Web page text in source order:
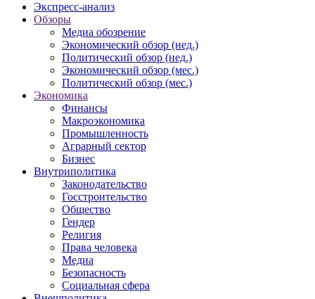
Экспресс-анализ
Обзоры
Медиа обозрение
Экономический обзор (нед.)
Политический обзор (нед.)
Экономический обзор (мес.)
Политический обзор (мес.)
Экономика
Финансы
Макроэкономика
Промышленность
Аграрный сектор
Бизнес
Внутриполитика
Законодательство
Госстроительство
Общество
Гендер
Религия
Права человека
Медиа
Безопасность
Социальная сфера